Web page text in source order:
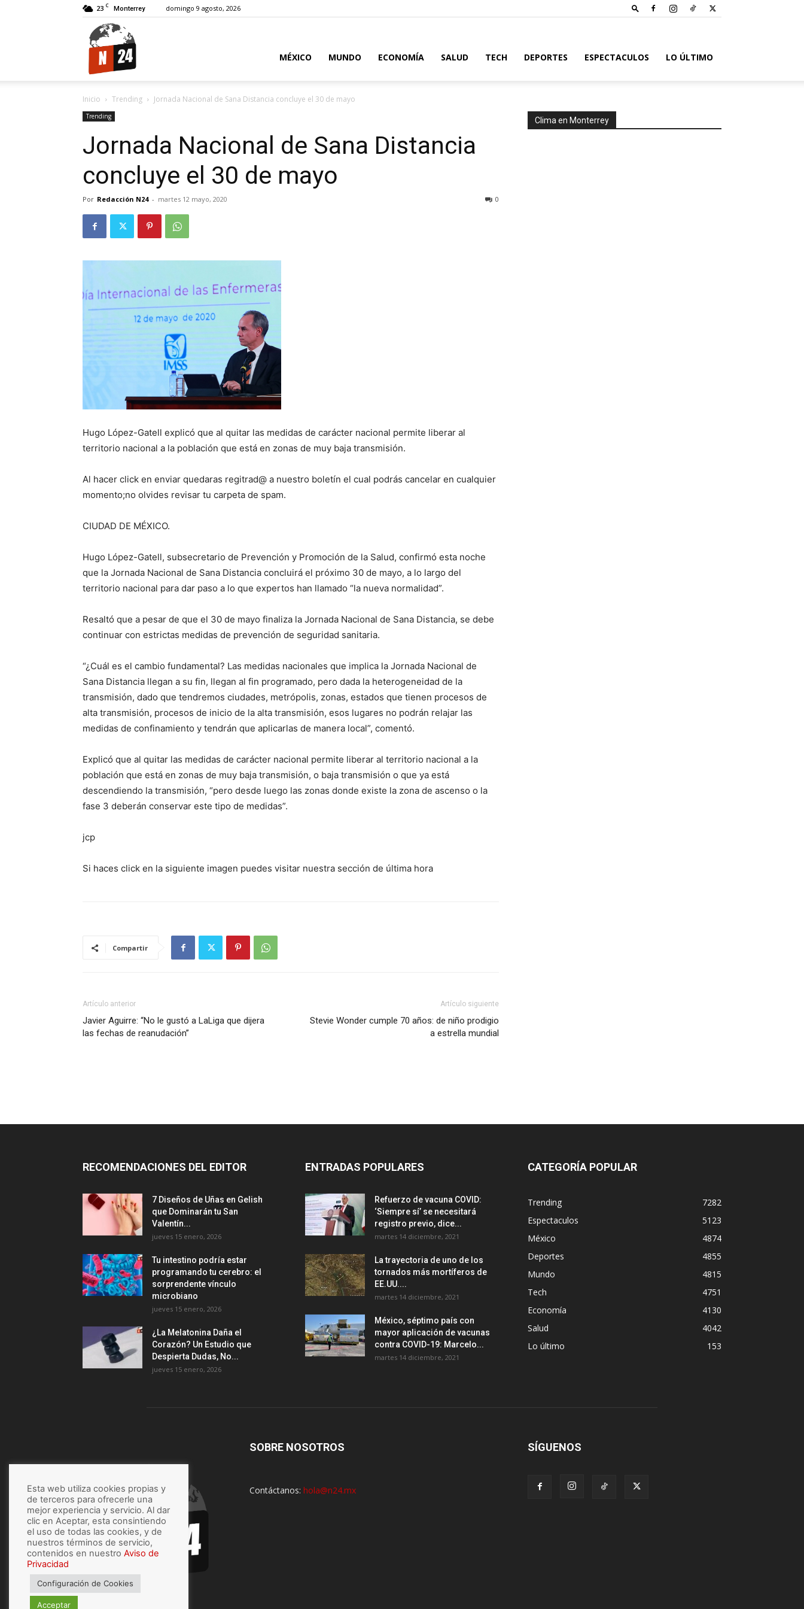
23 C Monterrey domingo 9 agosto, 2026
MÉXICO MUNDO ECONOMÍA SALUD TECH DEPORTES ESPECTACULOS LO ÚLTIMO
Inicio Trending Jornada Nacional de Sana Distancia concluye el 30 de mayo
Trending
Jornada Nacional de Sana Distancia
concluye el 30 de mayo
Por Redacción N24 - martes 12 mayo, 2020 0
Hugo López-Gatell explicó que al quitar las medidas de carácter nacional permite liberar al
territorio nacional a la población que está en zonas de muy baja transmisión.
Al hacer click en enviar quedaras regitrad@ a nuestro boletín el cual podrás cancelar en cualquier
momento;no olvides revisar tu carpeta de spam.
CIUDAD DE MÉXICO.
Hugo López-Gatell, subsecretario de Prevención y Promoción de la Salud, confirmó esta noche
que la Jornada Nacional de Sana Distancia concluirá el próximo 30 de mayo, a lo largo del
territorio nacional para dar paso a lo que expertos han llamado “la nueva normalidad”.
Resaltó que a pesar de que el 30 de mayo finaliza la Jornada Nacional de Sana Distancia, se debe
continuar con estrictas medidas de prevención de seguridad sanitaria.
“¿Cuál es el cambio fundamental? Las medidas nacionales que implica la Jornada Nacional de
Sana Distancia llegan a su fin, llegan al fin programado, pero dada la heterogeneidad de la
transmisión, dado que tendremos ciudades, metrópolis, zonas, estados que tienen procesos de
alta transmisión, procesos de inicio de la alta transmisión, esos lugares no podrán relajar las
medidas de confinamiento y tendrán que aplicarlas de manera local”, comentó.
Explicó que al quitar las medidas de carácter nacional permite liberar al territorio nacional a la
población que está en zonas de muy baja transmisión, o baja transmisión o que ya está
descendiendo la transmisión, “pero desde luego las zonas donde existe la zona de ascenso o la
fase 3 deberán conservar este tipo de medidas”.
jcp
Si haces click en la siguiente imagen puedes visitar nuestra sección de última hora
Compartir
Artículo anterior
Javier Aguirre: “No le gustó a LaLiga que dijera
las fechas de reanudación”
Artículo siguiente
Stevie Wonder cumple 70 años: de niño prodigio
a estrella mundial
Clima en Monterrey
RECOMENDACIONES DEL EDITOR
7 Diseños de Uñas en Gelish
que Dominarán tu San
Valentín...
jueves 15 enero, 2026
Tu intestino podría estar
programando tu cerebro: el
sorprendente vínculo
microbiano
jueves 15 enero, 2026
¿La Melatonina Daña el
Corazón? Un Estudio que
Despierta Dudas, No...
jueves 15 enero, 2026
ENTRADAS POPULARES
Refuerzo de vacuna COVID:
‘Siempre sí’ se necesitará
registro previo, dice...
martes 14 diciembre, 2021
La trayectoria de uno de los
tornados más mortíferos de
EE.UU....
martes 14 diciembre, 2021
México, séptimo país con
mayor aplicación de vacunas
contra COVID-19: Marcelo...
martes 14 diciembre, 2021
CATEGORÍA POPULAR
Trending
7282
Espectaculos
5123
México
4874
Deportes
4855
Mundo
4815
Tech
4751
Economía
4130
Salud
4042
Lo último
153
SOBRE NOSOTROS
Contáctanos: hola@n24.mx
SÍGUENOS
Esta web utiliza cookies propias y
de terceros para ofrecerle una
mejor experiencia y servicio. Al dar
clic en Aceptar, esta consintiendo
el uso de todas las cookies, y de
nuestros términos de servicio,
contenidos en nuestro Aviso de
Privacidad
Configuración de Cookies
Acceptar